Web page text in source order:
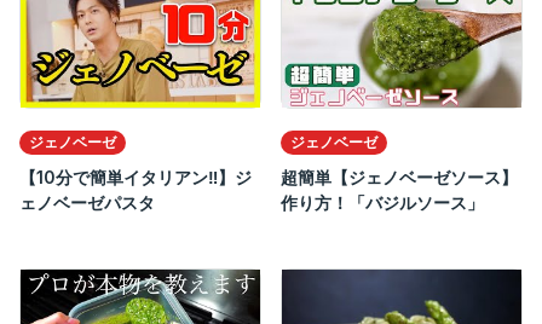
ジェノベーゼ
【10分で簡単イタリアン‼️】ジ
ェノベーゼパスタ
ジェノベーゼ
超簡単【ジェノベーゼソース】
作り方！「バジルソース」